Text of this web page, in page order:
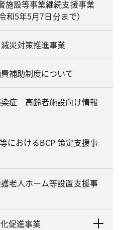
施設等事業継続支援事業
和5年5月7日分まで）
災対策推進事業
補助制度について
症 高齢者施設向け情報
におけるBCP 策定支援事
老人ホーム等設置支援事
促進事業